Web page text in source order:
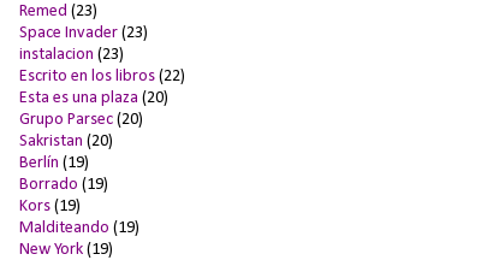
Remed (23)
Space Invader (23)
instalacion (23)
Escrito en los libros (22)
Esta es una plaza (20)
Grupo Parsec (20)
Sakristan (20)
Berlín (19)
Borrado (19)
Kors (19)
Malditeando (19)
New York (19)